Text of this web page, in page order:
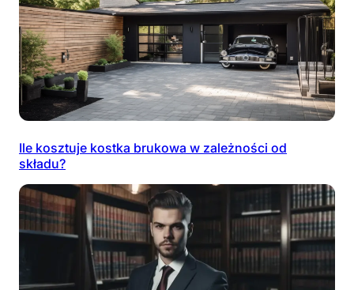
Ile kosztuje kostka brukowa w zależności od
składu?